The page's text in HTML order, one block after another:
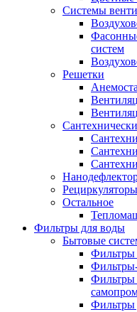
Системы
систем
Решетки
Рециркуляторы
Остальное
Фильтры для воды
Бытовые
Фильтры
Фильтры
Фильтры